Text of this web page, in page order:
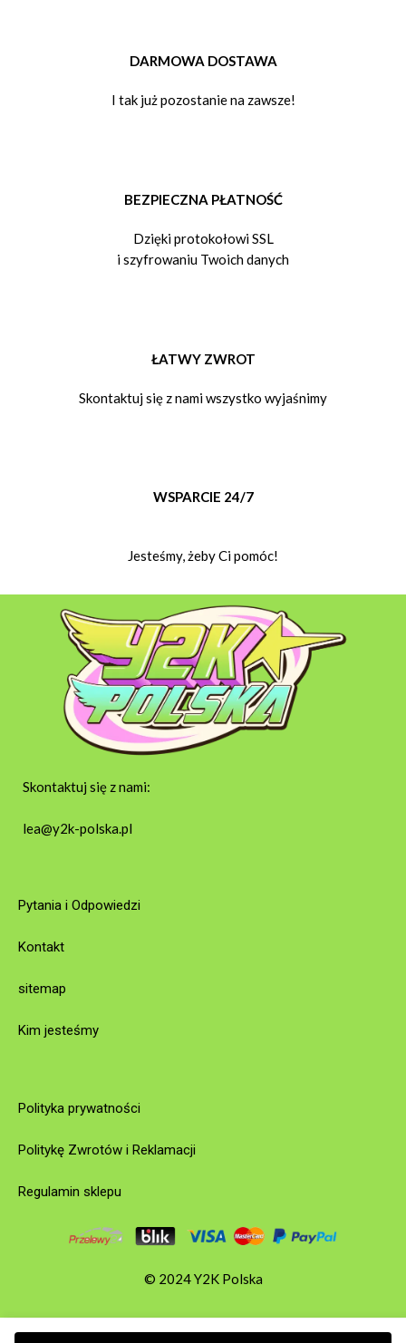
DARMOWA DOSTAWA
I tak już pozostanie na zawsze!
BEZPIECZNA PŁATNOŚĆ
Dzięki protokołowi SSL
i szyfrowaniu Twoich danych
ŁATWY ZWROT
Skontaktuj się z nami wszystko wyjaśnimy
WSPARCIE 24/7
Jesteśmy, żeby Ci pomóc!
Skontaktuj się z nami:
lea@y2k-polska.pl
Pytania i Odpowiedzi
Kontakt
sitemap
Kim jesteśmy
Polityka prywatności
Politykę Zwrotów i Reklamacji
Regulamin sklepu
© 2024 Y2K Polska